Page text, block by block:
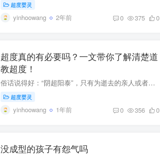
超度婴灵
yinhoowang 2年前 0 375 0
超度真的有必要吗？一文带你了解清楚道
教超度！
俗话说得好：“阴超阳泰”，只有为逝去的亲人或者婴灵、冤亲债主等超度之后，帮助他们脱离苦难、早日投胎转世，在世的人才能够不受到负面干扰、更加顺利。然而很多人即便生活中或者事业上出现很...
超度婴灵
yinhoowang 1年前 0 356 0
没成型的孩子有怨气吗